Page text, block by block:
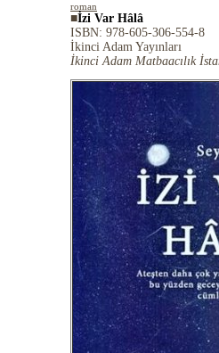
roman
■İzi Var Hâlâ
ISBN: 978-605-306-554-8
İkinci Adam Yayınları
İkinci Adam Matbaacılık